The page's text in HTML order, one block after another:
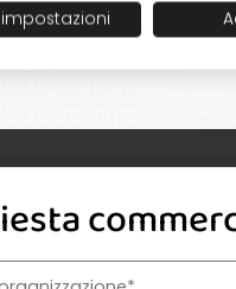
referente
di organizzazione
di interesse
email istituzionale*
istituzionale